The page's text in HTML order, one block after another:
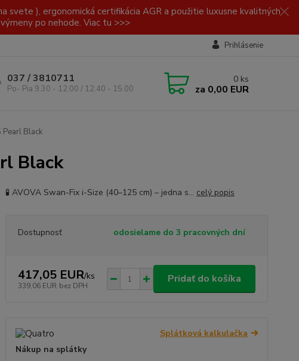
svete ), ergonomická certifikácia AGR a použitie luxusne kvalitných
po nehode. Viac tu >>>
Prihlásenie
037 / 3810711
Po- Pia 9.30 - 12.00 / 12.40 - 15.00
0 ks
za 0,00 EUR
Black
Black
🧪 AVOVA Swan-Fix i-Size (40–125 cm) – jedna s... celý popis
Dostupnosť odosielame do 3 pracovných dní
417,05 EUR/ks
339,06 EUR bez DPH
Pridať do košíka
Splátková kalkulačka
Nákup na splátky